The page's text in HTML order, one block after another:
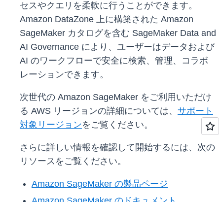
セスやクエリを柔軟に行うことができます。
Amazon DataZone 上に構築された Amazon
SageMaker カタログを含む SageMaker Data and
AI Governance により、ユーザーはデータおよび
AI のワークフローで安全に検索、管理、コラボ
レーションできます。
次世代の Amazon SageMaker をご利用いただけ
る AWS リージョンの詳細については、 サポート
対象リージョンをご覧ください。
さらに詳しい情報を確認して開始するには、次の
リソースをご覧ください。
Amazon SageMaker の製品ページ